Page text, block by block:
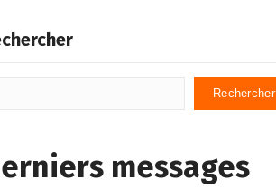
Rechercher
messages